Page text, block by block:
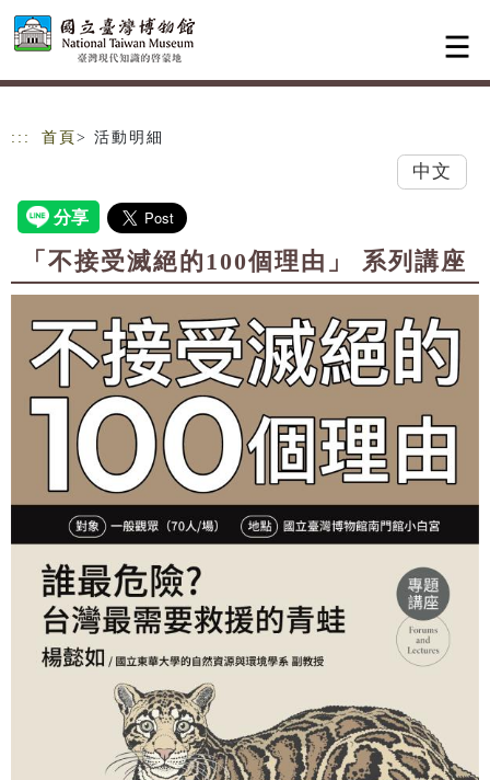
跳到主要內容
網站導覽
::: 首頁 > 活動明細
中文
「不接受滅絕的100個理由」 系列講座